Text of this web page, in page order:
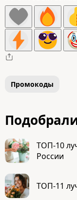
Промокоды
ТОП-10
России
ТОП-11